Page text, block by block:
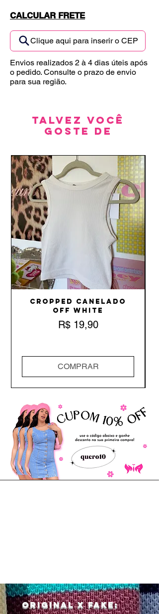
CALCULAR FRETE
Clique aqui para inserir o CEP
Envios realizados 2 à 4 dias úteis após
o pedido. Consulte o prazo de envio
para sua região.
Talvez você
goste de
Cropped Canelado
Off White
Preço
R$ 19,90
COMPRAR
Original x Fake: